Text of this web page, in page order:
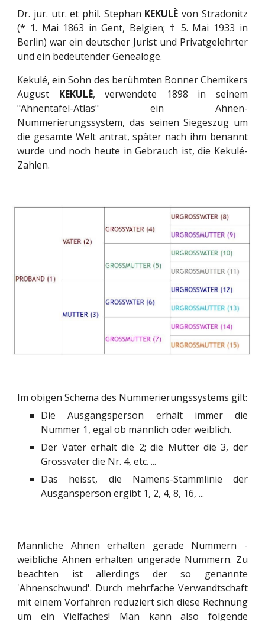
Dr. jur. utr. et phil. Stephan KEKULÈ von Stradonitz
(* 1. Mai 1863 in Gent, Belgien; † 5. Mai 1933 in
Berlin) war ein deutscher Jurist und Privatgelehrter
und ein bedeutender Genealoge.
Kekulé, ein Sohn des berühmten Bonner Chemikers
August KEKULÈ, verwendete 1898 in seinem
"Ahnentafel-Atlas" ein Ahnen-
Nummerierungssystem, das seinen Siegeszug um
die gesamte Welt antrat, später nach ihm benannt
wurde und noch heute in Gebrauch ist, die Kekulé-
Zahlen.
Im obigen Schema des Nummerierungssystems gilt:
Die Ausgangsperson erhält immer die
Nummer 1, egal ob männlich oder weiblich.
Der Vater erhält die 2; die Mutter die 3, der
Grossvater die Nr. 4, etc. ...
Das heisst, die Namens-Stammlinie der
Ausgansperson ergibt 1, 2, 4, 8, 16, ...
Männliche Ahnen erhalten gerade Nummern -
weibliche Ahnen erhalten ungerade Nummern. Zu
beachten ist allerdings der so genannte
'Ahnenschwund'. Durch mehrfache Verwandtschaft
mit einem Vorfahren reduziert sich diese Rechnung
um ein Vielfaches! Man kann also folgende